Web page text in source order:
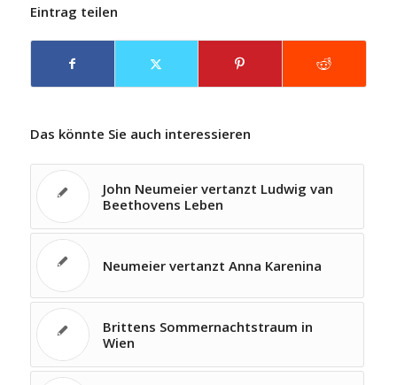
Eintrag teilen
Das könnte Sie auch interessieren
John Neumeier vertanzt Ludwig van
Beethovens Leben
Neumeier vertanzt Anna Karenina
Brittens Sommernachtstraum in
Wien